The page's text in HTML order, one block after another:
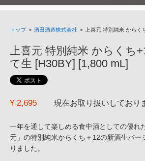
トップ > 酒田酒造株式会社 > 上喜元 特別純米 からく
上喜元 特別純米 からくち
て生 [H30BY] [1,800 mL]
¥ 2,695 現在お取り扱いしており
一年を通して楽しめる食中酒としての優れ
元」の特別純米からくち＋12の新酒生バー
りました。